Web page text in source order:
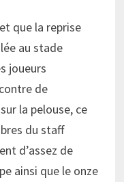
que la reprise
au stade
joueurs
de
la pelouse, ce
du staff
d’assez de
ainsi que le onze